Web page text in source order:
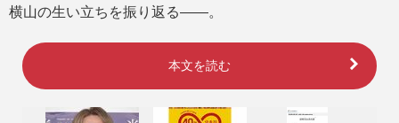
横山の生い立ちを振り返る――。
本文を読む